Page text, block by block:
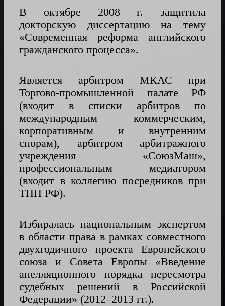
В октябре 2008 г. защитила
докторскую диссертацию на тему
«Современная реформа английского
гражданского процесса».
Является арбитром МКАС при
Торгово-промышленной палате РФ
(входит в списки арбитров по
международным коммерческим,
корпоративным и внутренним
спорам), арбитром арбитражного
учреждения «СоюзМаш»,
профессиональным медиатором
(входит в коллегию посредников при
ТПП РФ).
Избиралась национальным экспертом
в области права в рамках совместного
двухгодичного проекта Европейского
союза и Совета Европы «Введение
апелляционного порядка пересмотра
судебных решений в Российской
Федерации» (2012–2013 гг.).